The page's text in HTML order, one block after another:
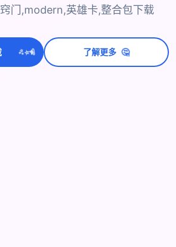
门,modern,英雄卡,整合包下载
✨⭐💫 了解更多 🤔